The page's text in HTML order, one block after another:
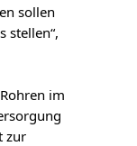
sollen
stellen“,
im
zur